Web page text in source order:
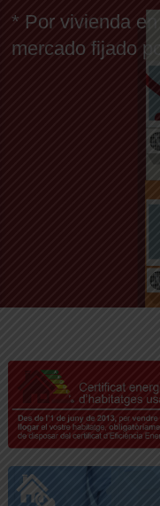
* Por vivienda
mercado fijado